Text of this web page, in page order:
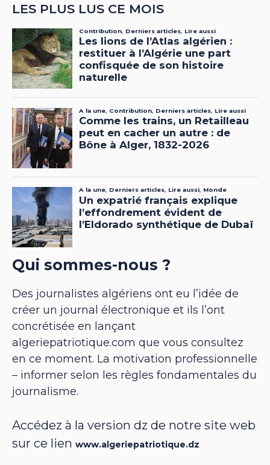
LES PLUS LUS CE MOIS
Qui sommes-nous ?
Des journalistes algériens ont eu l’idée de
créer un journal électronique et ils l’ont
concrétisée en lançant
algeriepatriotique.com que vous consultez
en ce moment. La motivation professionnelle
– informer selon les règles fondamentales du
journalisme.
Accédez à la version dz de notre site web
sur ce lien www.algeriepatriotique.dz